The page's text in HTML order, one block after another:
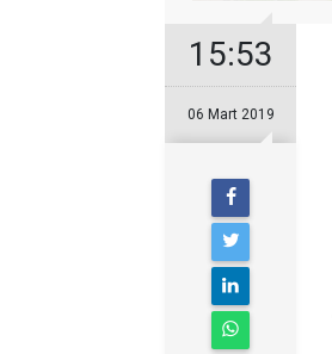
15:53
06 Mart 2019